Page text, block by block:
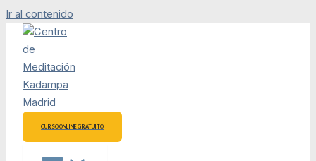
Ir al contenido
CURSO ONLINE GRATUITO